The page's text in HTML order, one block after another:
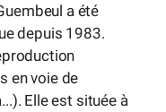
a été
depuis 1983.
en voie de
Elle est située à